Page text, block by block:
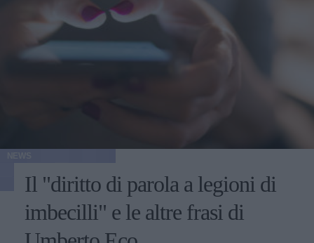
Il "diritto di parola a legioni di
imbecilli" e le altre frasi di